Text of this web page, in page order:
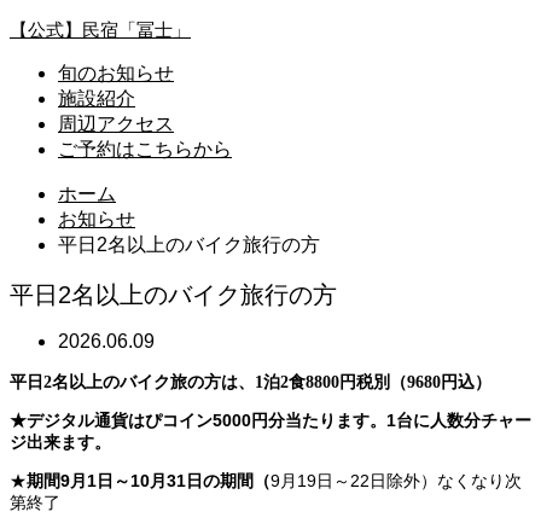
【公式】民宿「冨士」
旬のお知らせ
施設紹介
周辺アクセス
ご予約はこちらから
ホーム
お知らせ
平日2名以上のバイク旅行の方
平日2名以上のバイク旅行の方
2026.06.09
平日2名以上のバイク旅の方は、1泊2食8800円税別（9680円込）
★デジタル通貨はぴコイン5000円分当たります。1台に人数分チャー
ジ出来ます。
★期間9月1日～10月31日の期間（9月19日～22日除外）なくなり次
第終了